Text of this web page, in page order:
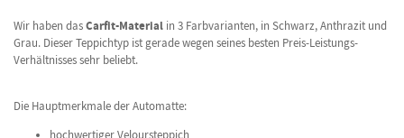
Wir haben dasCarfit-Material in 3 Farbvarianten, in Schwarz, Anthrazit und
Grau. Dieser Teppichtyp ist gerade wegen seines besten Preis-Leistungs-
Verhältnisses sehr beliebt.
Die Hauptmerkmale der Automatte:
hochwertiger Veloursteppich